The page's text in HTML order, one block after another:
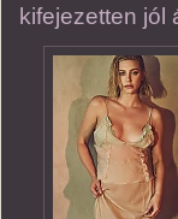
kifejezetten jól